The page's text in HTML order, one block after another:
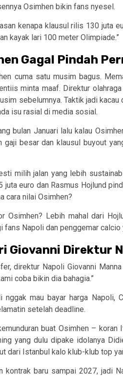
Osimhen bikin fans nyesel.
kenapa klausul rilis 130 juta
kayak lari 100 meter Olimpiade.”
Gagal Pindah
cuma satu musim bagus.
minta maaf. Direktur
sebelumnya. Taktik jadi
isu rasial di media sosial.
bulan Januari lalu kalau
gaji besar dan klausul buyout
milih jalan yang lebih
juta euro dan Rasmus Hojlund
cara nilai Osimhen?
Osimhen? Lebih mahal dari
fans Napoli dan penggemar
Giovanni Direktur
direktur Napoli Giovanni
coba bikin dia bahagia.”
nggak mau bayar harga Napoli,
setelah deadline.
buat Osimhen –
yang dulu dipake idolanya
dari Istanbul kalo klub-klub top
kontrak baru sampai 2027, jadi